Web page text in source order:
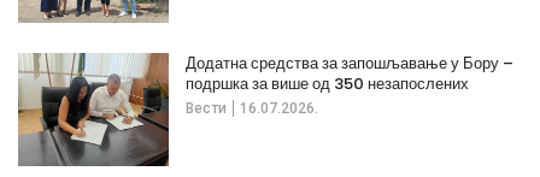
Вести 16.07.2026.
Додатна средства за запошљавање у Бору –
подршка за више од 350 незапослених